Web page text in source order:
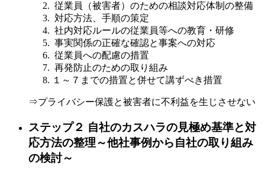
従業員（被害者）のための相談対応体制の整備
対応方法、手順の策定
社内対応ルールの従業員等への教育・研修
事実関係の正確な確認と事案への対応
従業員への配慮の措置
再発防止のための取り組み
１～７までの措置と併せて講ずべき措置
⇒プライバシー保護と被害者に不利益を生じさせない
ステップ２ 自社のカスハラの見極め基準と対
応方法の整理～他社事例から自社の取り組み
の検討～